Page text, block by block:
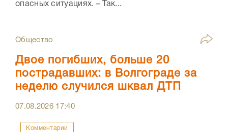
опасных ситуациях. – Так...
Общество
Двое погибших, больше 20
пострадавших: в Волгограде за
неделю случился шквал ДТП
07.08.2026 17:40
Комментарии